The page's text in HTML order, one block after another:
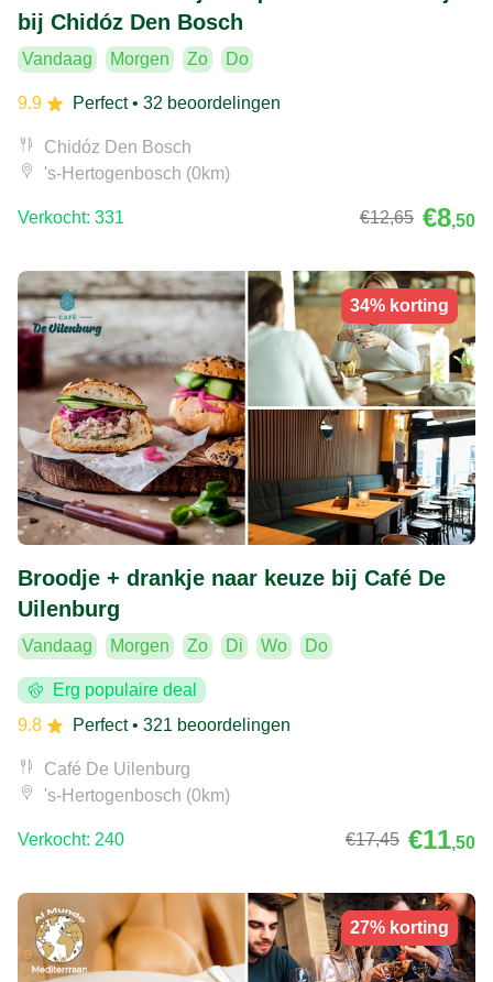
bij Chidóz Den Bosch
Vandaag Morgen Zo Do
9.9 Perfect• 32 beoordelingen
Chidóz Den Bosch
's-Hertogenbosch (0km)
Verkocht: 331 €12,65 €8,50
34% korting
Broodje + drankje naar keuze bij Café De
Uilenburg
Vandaag Morgen Zo Di Wo Do
Erg populaire deal
9.8
Perfect• 321 beoordelingen
Café De Uilenburg
's-Hertogenbosch (0km)
Verkocht: 240 €17,45 €11,50
27% korting